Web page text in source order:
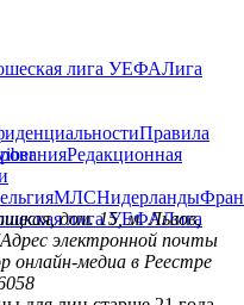
лига УЕФАЛига
Правила
Редакционная
МЛСНидерланды
лига УЕФАЛига
дом. 15, м. Львов,
Адрес электронной почты
онлайн-медиа в Реестре